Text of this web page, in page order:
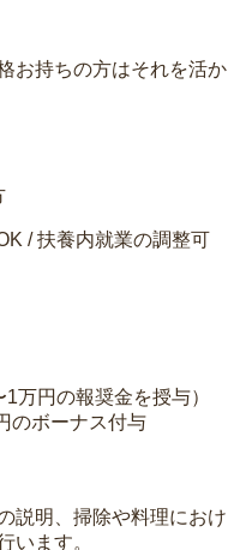
お持ちの方はそれを活か
/ 扶養内就業の調整可
万円の報奨金を授与）
のボーナス付与
説明、掃除や料理におけ
います。